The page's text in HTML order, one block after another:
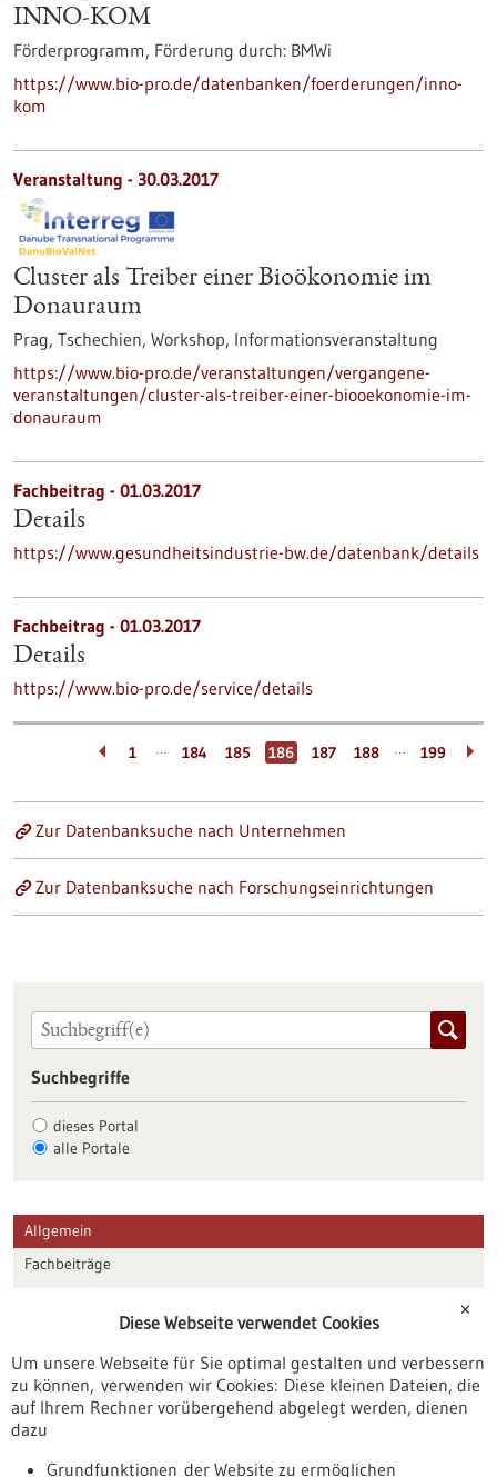
INNO-KOM
Förderprogramm, Förderung durch: BMWi
https://www.bio-pro.de/datenbanken/foerderungen/inno-
kom
Veranstaltung - 30.03.2017
Cluster als Treiber einer Bioökonomie im
Donauraum
Prag, Tschechien, Workshop, Informationsveranstaltung
https://www.bio-pro.de/veranstaltungen/vergangene-
veranstaltungen/cluster-als-treiber-einer-biooekonomie-im-
donauraum
Fachbeitrag - 01.03.2017
Details
https://www.gesundheitsindustrie-bw.de/datenbank/details
Fachbeitrag - 01.03.2017
Details
https://www.bio-pro.de/service/details
1 … 184 185 186 187 188 … 199
Zur Datenbanksuche nach Unternehmen
Zur Datenbanksuche nach Forschungseinrichtungen
Suchbegriffe
dieses Portal
alle Portale
Allgemein
Fachbeiträge
Veranstaltungen
Erscheinungsdatum
✕
Diese Webseite verwendet Cookies
Um unsere Webseite für Sie optimal gestalten und verbessern
zu können, verwenden wir Cookies: Diese kleinen Dateien, die
auf Ihrem Rechner vorübergehend abgelegt werden, dienen
dazu
Grundfunktionen der Website zu ermöglichen